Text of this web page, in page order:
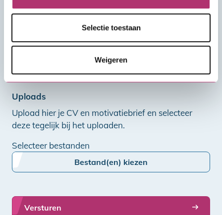
Selectie toestaan
Weigeren
Uploads
Upload hier je CV en motivatiebrief en selecteer
deze tegelijk bij het uploaden.
Selecteer bestanden
Bestand(en) kiezen